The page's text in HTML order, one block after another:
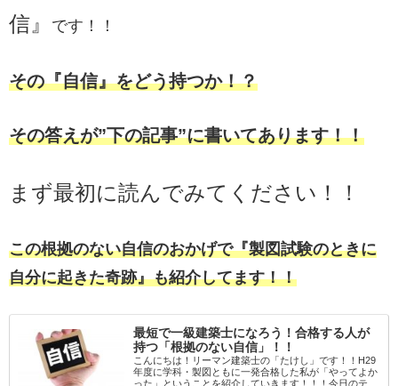
信』
です！！
その『自信』をどう持つか！？
その答えが”下の記事”に書いてあります！！
まず最初に読んでみてください！！
この根拠のない自信のおかげで『製図試験のときに
自分に起きた奇跡』も紹介してます！！
最短で一級建築士になろう！合格する人が
持つ「根拠のない自信」！！
こんにちは！リーマン建築士の「たけし」です！！H29
年度に学科・製図ともに一発合格した私が「やってよか
った」ということを紹介していきます！！！今日のテー